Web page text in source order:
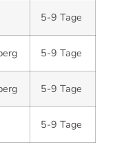
5-9 Tage
5-9 Tage
5-9 Tage
5-9 Tage